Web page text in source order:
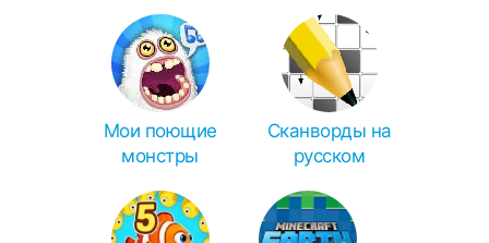
списка всех программ.
Для инсталляции APKS или XAPK:
Total Commander
- APK, APKS, XAPK, ZIP,
XAPK Installer- (X)APK.
- APK(S).
Мои поющие
монстры
Сканворды на
русском